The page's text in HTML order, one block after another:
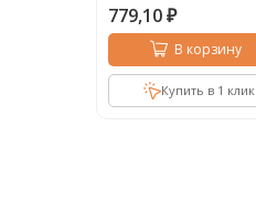
779,10 ₽
В корзину
Купить в 1 клик